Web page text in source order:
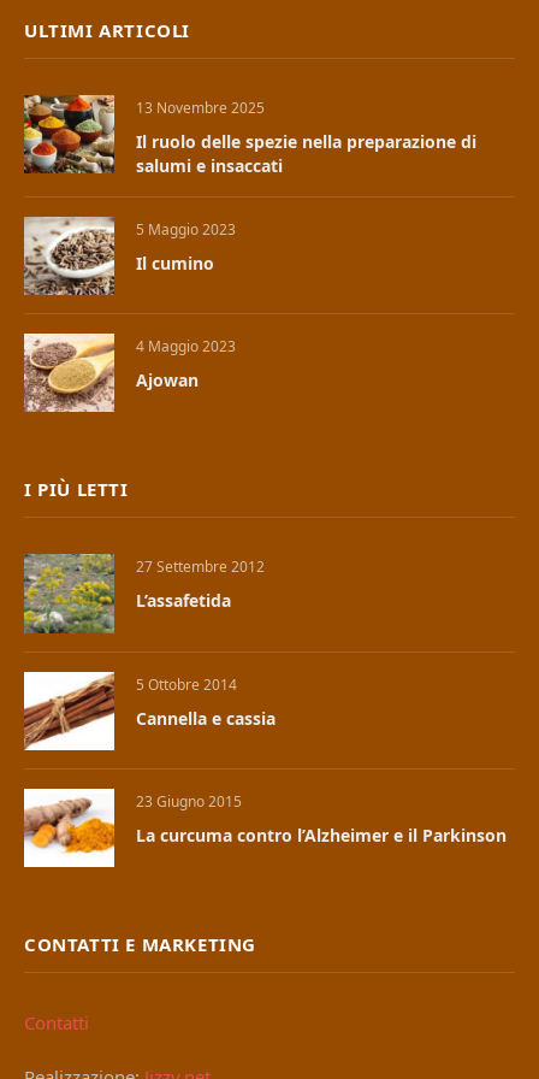
ULTIMI ARTICOLI
13 Novembre 2025
Il ruolo delle spezie nella preparazione di
salumi e insaccati
5 Maggio 2023
Il cumino
4 Maggio 2023
Ajowan
I PIÙ LETTI
27 Settembre 2012
L’assafetida
5 Ottobre 2014
Cannella e cassia
23 Giugno 2015
La curcuma contro l’Alzheimer e il Parkinson
CONTATTI E MARKETING
Contatti